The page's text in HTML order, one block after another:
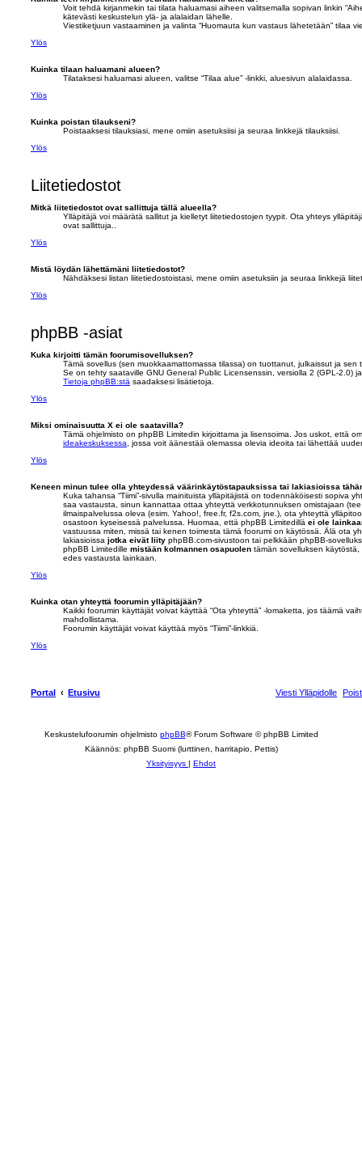
Voit tehdä kirjanmekin tai tilata haluamasi aiheen valitsemalla sopivan linkin
kätevästi keskustelun ylä- ja alalaidan lähelle.
Viestiketjuun vastaaminen ja valinta “Huomauta kun vastaus lähetetään” tilaa
Ylös
Kuinka tilaan haluamani alueen?
Tilataksesi haluamasi alueen, valitse “Tilaa alue” -linkki, aluesivun alalaidassa.
Ylös
Kuinka poistan tilaukseni?
Poistaaksesi tilauksiasi, mene omiin asetuksiisi ja seuraa linkkejä tilauksiisi.
Ylös
Liitetiedostot
Mitkä liitetiedostot ovat sallittuja tällä alueella?
Ylläpitäjä voi määrätä sallitut ja kielletyt liitetiedostojen tyypit. Ota yhteys
ovat sallittuja..
Ylös
Mistä löydän lähettämäni liitetiedostot?
Nähdäksesi listan liitetiedostoistasi, mene omiin asetuksiin ja seuraa linkkejä
Ylös
phpBB -asiat
Kuka kirjoitti tämän foorumisovelluksen?
Tämä sovellus (sen muokkaamattomassa tilassa) on tuottanut, julkaissut ja
Se on tehty saataville GNU General Public Licensenssin, versiolla 2 (GPL-2.0)
Tietoja phpBB:stä saadaksesi lisätietoja.
Ylös
Miksi ominaisuutta X ei ole saatavilla?
Tämä ohjelmisto on phpBB Limitedin kirjoittama ja lisensoima. Jos uskot, että
ideakeskuksessa, jossa voit äänestää olemassa olevia ideoita tai lähettää
Ylös
Keneen minun tulee olla yhteydessä väärinkäytöstapauksissa tai lakiasioissa
Kuka tahansa “Tiimi”-sivulla mainituista ylläpitäjistä on todennäköisesti sopiva
saa vastausta, sinun kannattaa ottaa yhteyttä verkkotunnuksen omistajaan
ilmaispalvelussa oleva (esim. Yahoo!, free.fr, f2s.com, jne.), ota yhteyttä
osastoon kyseisessä palvelussa. Huomaa, että phpBB Limitedillä ei ole
vastuussa miten, missä tai kenen toimesta tämä foorumi on käytössä. Älä ota
lakiasioissa jotka eivät liity phpBB.com-sivustoon tai pelkkään phpBB-
phpBB Limitedille mistään kolmannen osapuolen tämän sovelluksen
edes vastausta lainkaan.
Ylös
Kuinka otan yhteyttä foorumin ylläpitäjään?
Kaikki foorumin käyttäjät voivat käyttää “Ota yhteyttä” -lomaketta, jos täämä
mahdollistama.
Foorumin käyttäjät voivat käyttää myös “Tiimi”-linkkiä.
Ylös
Portal Etusivu Viesti Ylläpidolle
Keskustelufoorumin ohjelmisto phpBB® Forum Software © phpBB Limited
Käännös: phpBB Suomi (lurttinen, harritapio, Pettis)
Yksityisyys
Ehdot